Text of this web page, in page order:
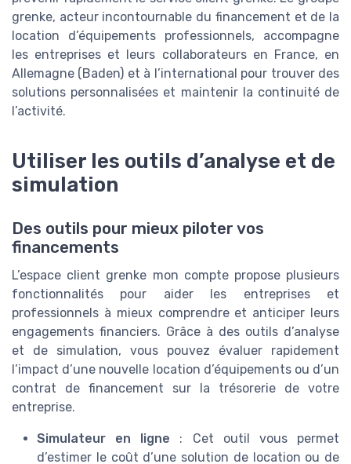
grenke, acteur incontournable du financement et de la
location d’équipements professionnels, accompagne
les entreprises et leurs collaborateurs en France, en
Allemagne (Baden) et à l’international pour trouver des
solutions personnalisées et maintenir la continuité de
l’activité.
Utiliser les outils d’analyse et de
simulation
Des outils pour mieux piloter vos
financements
L’espace client grenke mon compte propose plusieurs
fonctionnalités pour aider les entreprises et
professionnels à mieux comprendre et anticiper leurs
engagements financiers. Grâce à des outils d’analyse
et de simulation, vous pouvez évaluer rapidement
l’impact d’une nouvelle location d’équipements ou d’un
contrat de financement sur la trésorerie de votre
entreprise.
Simulateur en ligne : Cet outil vous permet
d’estimer le coût d’une solution de location ou de